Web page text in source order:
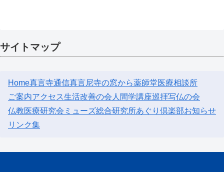
サイトマップ
Home真言寺通信真言尼寺の窓から薬師堂医療相談所
ご案内アクセス生活改善の会 人間学講座巡拝写仏の会
仏教医療研究会 ミューズ総合研究所あぐり倶楽部お知らせ
リンク集